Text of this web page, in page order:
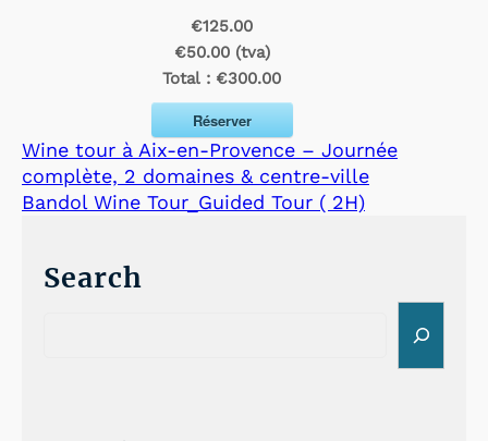
€125.00
€50.00 (tva)
Total : €300.00
Réserver
Wine tour à Aix-en-Provence – Journée
complète, 2 domaines & centre-ville
Bandol Wine Tour_Guided Tour ( 2H)
Search